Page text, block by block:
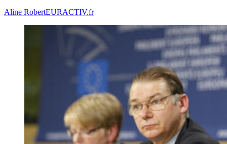
Aline RobertEURACTIV.fr